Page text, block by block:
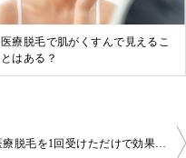
医療脱毛で肌がくすんで見えるこ
とはある？